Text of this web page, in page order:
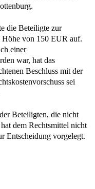
die Beteiligte zur
Höhe von 150 EUR auf.
einer
war, hat das
Beschluss mit der
sei
Beteiligten, die nicht
dem Rechtsmittel nicht
Entscheidung vorgelegt.